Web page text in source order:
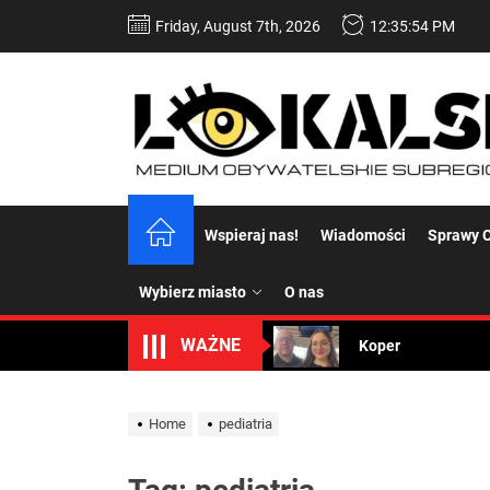
Friday, August 7th, 2026 12:35:54 PM
Wspieraj nas! Wiadomości Sprawy
Wybierz miasto O nas
WAŻNE
Dość
Koper
Home pediatria